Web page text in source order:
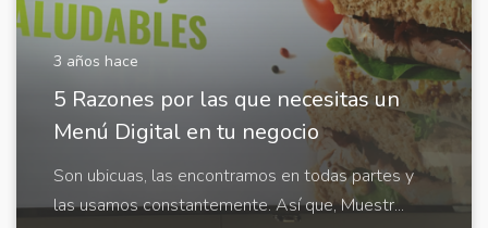
3 años hace
5 Razones por las que necesitas un
Menú Digital en tu negocio
Son ubicuas, las encontramos en todas partes y
las usamos constantemente. Así que, Muestr...